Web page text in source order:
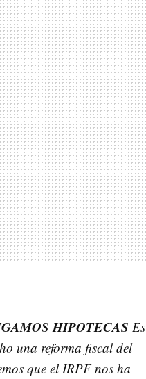
HIPOTECAS Es
una reforma fiscal del
que el IRPF nos ha